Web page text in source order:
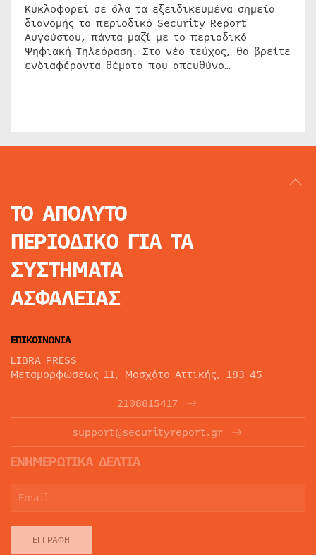
Κυκλοφορεί σε όλα τα εξειδικευμένα σημεία
διανομής το περιοδικό Security Report
Αυγούστου, πάντα μαζί με το περιοδικό
Ψηφιακή Τηλεόραση. Στο νέο τεύχος, θα βρείτε
ενδιαφέροντα θέματα που απευθύνο…
ΤΟ ΑΠΟΛΥΤΟ
ΠΕΡΙΟΔΙΚΟ ΓΙΑ ΤΑ
ΣΥΣΤΗΜΑΤΑ
ΑΣΦΑΛΕΙΑΣ
ΕΠΙΚΟΙΝΩΝΙΑ
LIBRA PRESS
Μεταμορφώσεως 11, Μοσχάτο Αττικής, 183 45
2108815417
support@securityreport.gr
ΕΝΗΜΕΡΩΤΙΚΑ ΔΕΛΤΙΑ
ΕΓΓΡΑΦΉ